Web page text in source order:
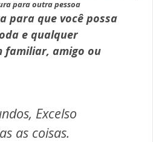
para outra pessoa
para que você possa
e qualquer
familiar, amigo ou
Excelso
as coisas.